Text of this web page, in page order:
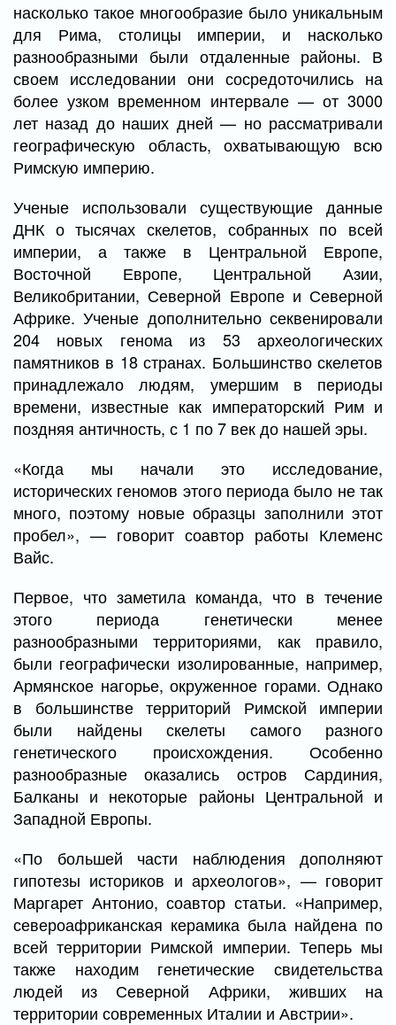
насколько такое многообразие было уникальным
для Рима, столицы империи, и насколько
разнообразными были отдаленные районы. В
своем исследовании они сосредоточились на
более узком временном интервале — от 3000
лет назад до наших дней — но рассматривали
географическую область, охватывающую всю
Римскую империю.
Ученые использовали существующие данные
ДНК о тысячах скелетов, собранных по всей
империи, а также в Центральной Европе,
Восточной Европе, Центральной Азии,
Великобритании, Северной Европе и Северной
Африке. Ученые дополнительно секвенировали
204 новых генома из 53 археологических
памятников в 18 странах. Большинство скелетов
принадлежало людям, умершим в периоды
времени, известные как императорский Рим и
поздняя античность, с 1 по 7 век до нашей эры.
«Когда мы начали это исследование,
исторических геномов этого периода было не так
много, поэтому новые образцы заполнили этот
пробел», — говорит соавтор работы Клеменс
Вайс.
Первое, что заметила команда, что в течение
этого периода генетически менее
разнообразными территориями, как правило,
были географически изолированные, например,
Армянское нагорье, окруженное горами. Однако
в большинстве территорий Римской империи
были найдены скелеты самого разного
генетического происхождения. Особенно
разнообразные оказались остров Сардиния,
Балканы и некоторые районы Центральной и
Западной Европы.
«По большей части наблюдения дополняют
гипотезы историков и археологов», — говорит
Маргарет Антонио, соавтор статьи. «Например,
североафриканская керамика была найдена по
всей территории Римской империи. Теперь мы
также находим генетические свидетельства
людей из Северной Африки, живших на
территории современных Италии и Австрии».